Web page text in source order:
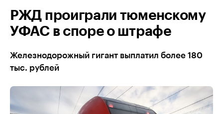
РЖД проиграли тюменскому
УФАС в споре о штрафе
Железнодорожный гигант выплатил более 180
тыс. рублей